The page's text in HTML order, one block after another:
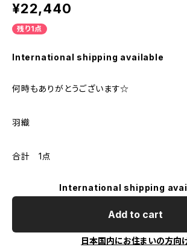
¥22,440
残り1点
International shipping available
何時もありがとうございます☆
羽織
合計 1点
International shipping
Add to cart
日本国内にお住まいの方向